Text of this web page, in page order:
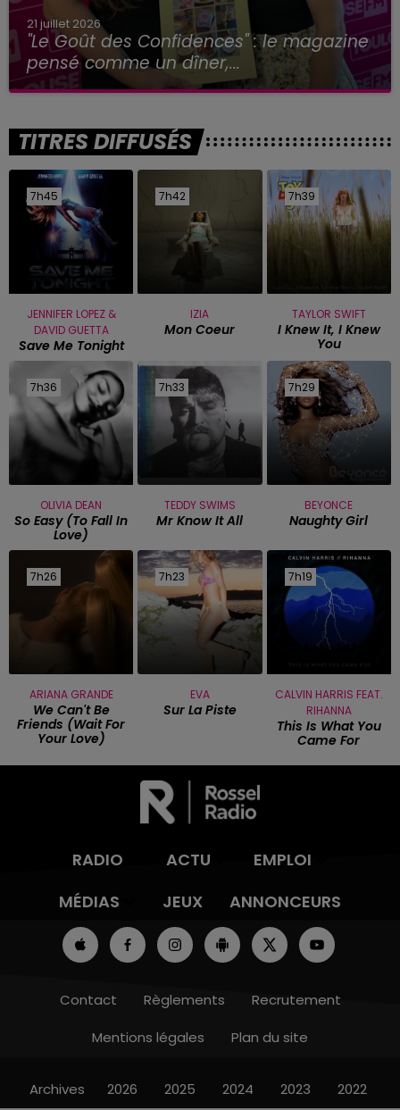
21 juillet 2026
"Le Goût des Confidences" : le magazine
pensé comme un dîner,...
TITRES DIFFUSÉS
7h45
7h45
JENNIFER LOPEZ &
DAVID GUETTA
Save Me Tonight
7h42
7h42
IZIA
Mon Coeur
7h39
7h39
TAYLOR SWIFT
I Knew It, I Knew
You
7h36
7h36
OLIVIA DEAN
So Easy (to Fall In
Love)
7h33
7h33
TEDDY SWIMS
Mr Know It All
7h29
7h29
BEYONCE
Naughty Girl
7h26
7h26
ARIANA GRANDE
We Can't Be
Friends (wait For
Your Love)
7h23
7h23
EVA
Sur La Piste
7h19
7h19
CALVIN HARRIS FEAT.
RIHANNA
This Is What You
Came For
RADIO ACTU
EMPLOI
MÉDIAS
JEUX ANNONCEURS
Contact Règlements
Recrutement
Mentions légales
Plan du site
Archives 2026 2025 2024 2023 2022